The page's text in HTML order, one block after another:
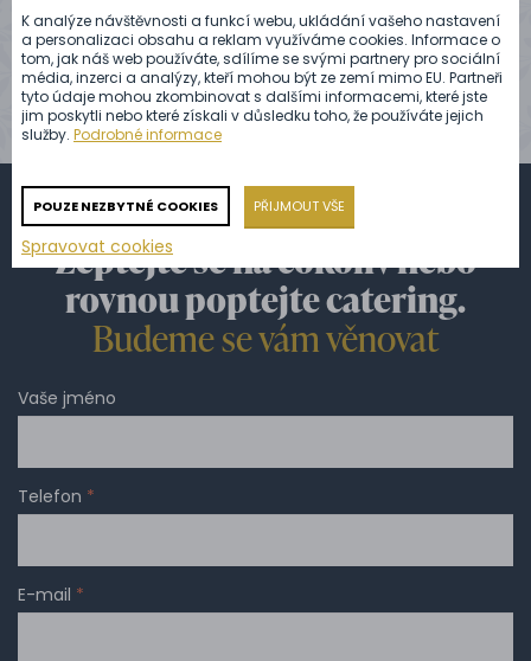
ZOBRAZIT VŠECHNY REFERENCE
Zeptejte se na cokoliv nebo
rovnou poptejte catering.
Budeme se vám věnovat
Vaše jméno
Telefon *
E-mail *
K analýze návštěvnosti a funkcí webu, ukládání vašeho nastavení
a personalizaci obsahu a reklam využíváme cookies. Informace o
tom, jak náš web používáte, sdílíme se svými partnery pro sociální
média, inzerci a analýzy, kteří mohou být ze zemí mimo EU. Partneři
tyto údaje mohou zkombinovat s dalšími informacemi, které jste
jim poskytli nebo které získali v důsledku toho, že používáte jejich
služby.Podrobné informace
POUZE NEZBYTNÉ COOKIES PŘIJMOUT VŠE
Spravovat cookies